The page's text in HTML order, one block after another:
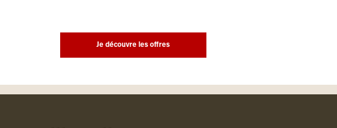
Je découvre les offres